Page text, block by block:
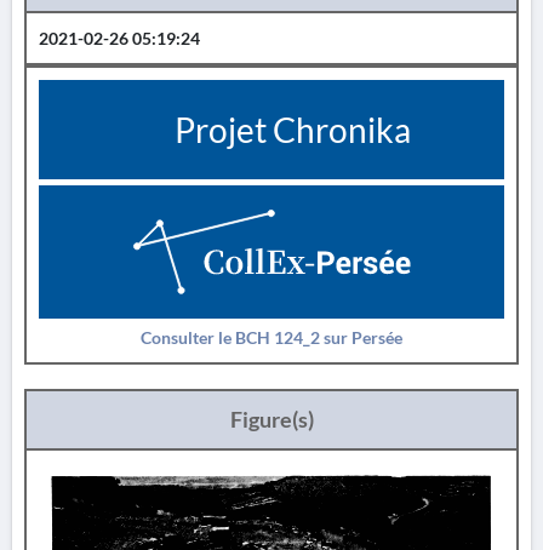
2021-02-26 05:19:24
Projet Chronika
Consulter le BCH 124_2 sur Persée
Figure(s)